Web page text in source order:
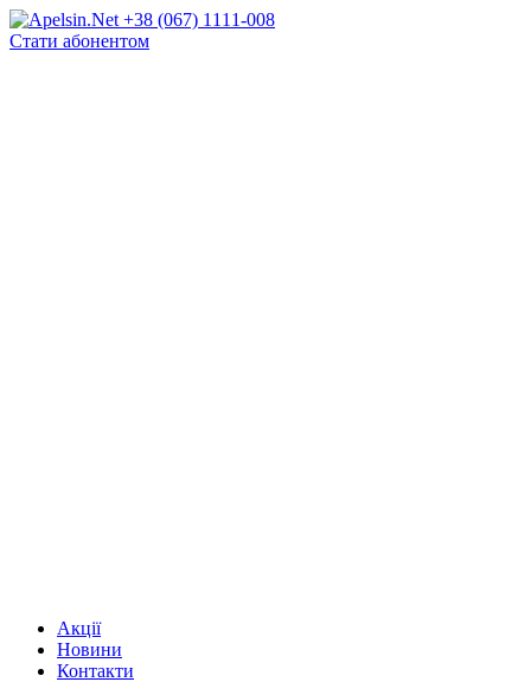
+38 (067) 1111-008
Стати абонентом
Акції
Новини
Контакти